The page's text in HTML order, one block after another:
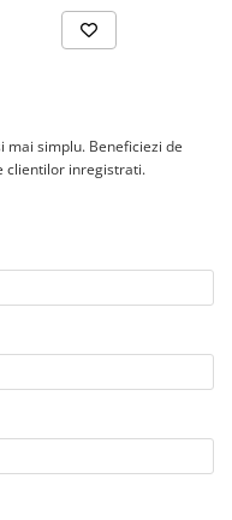
simplu. Beneficiezi de
clientilor inregistrati.